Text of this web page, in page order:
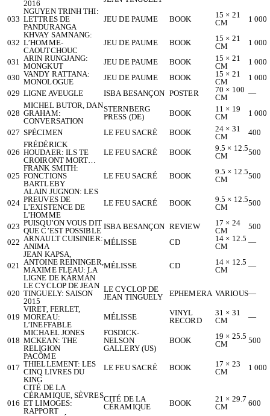
2016
033
NGUYEN TRINH THI:
LETTRES DE
PANDURANGA
JEU DE PAUME BOOK
15 × 21
CM
1 000
032
KHVAY SAMNANG:
L’HOMME-
CAOUTCHOUC
JEU DE PAUME BOOK
15 × 21
CM
1 000
031 ARIN RUNGJANG:
MONGKUT
JEU DE PAUME BOOK
15 × 21
CM
1 000
030 VANDY RATTANA:
MONOLOGUE
JEU DE PAUME BOOK
15 × 21
CM
1 000
029 LIGNE AVEUGLE ISBA BESANÇON POSTER
70 × 100
CM
—
028
MICHEL BUTOR, DAN
GRAHAM:
CONVERSATION
STERNBERG
PRESS (DE)
BOOK
11 × 19
CM
1 000
027 SPÉCIMEN LE FEU SACRÉ BOOK
24 × 31
CM
400
026
FRÉDÉRICK
HOUDAER: ILS TE
CROIRONT MORT…
LE FEU SACRÉ BOOK
9.5 × 12.5
CM
500
025
FRANK SMITH:
FONCTIONS
BARTLEBY
LE FEU SACRÉ BOOK
9.5 × 12.5
CM
500
024
ALAIN JUGNON: LES
PREUVES DE
L’EXISTENCE DE
L’HOMME
LE FEU SACRÉ BOOK
9.5 × 12.5
CM
500
023 PUISQU’ON VOUS DIT
QUE C’EST POSSIBLE ISBA BESANÇON REVIEW
17 × 24
CM
500
022 ARNAULT CUISINIER:
ANIMA
MÉLISSE CD
14 × 12.5
CM
—
021
JEAN KAPSA,
ANTOINE REININGER,
MAXIME FLEAU: LA
LIGNE DE KÁRMÁN
MÉLISSE CD
14 × 12.5
CM
—
020
LE CYCLOP DE JEAN
TINGUELY: SAISON
2015
LE CYCLOP DE
JEAN TINGUELY
EPHEMERA VARIOUS—
019
VIRET, FERLET,
MOREAU:
L’INEFFABLE
MÉLISSE
VINYL
RECORD
31 × 31
CM
—
018
MICHAEL JONES
MCKEAN: THE
RELIGION
FOSDICK-
NELSON
GALLERY (US)
BOOK
19 × 25.5
CM
500
017
PACÔME
THIELLEMENT: LES
CINQ LIVRES DU
KING
LE FEU SACRÉ BOOK
17 × 23
CM
1 000
016
CITÉ DE LA
CÉRAMIQUE, SÈVRES
ET LIMOGES:
RAPPORT
CITÉ DE LA
CÉRAMIQUE
BOOK
21 × 29.7
CM
600